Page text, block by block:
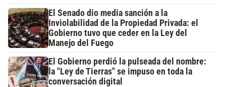
El Senado dio media sanción a la
Inviolabilidad de la Propiedad Privada: el
Gobierno tuvo que ceder en la Ley del
Manejo del Fuego
El Gobierno perdió la pulseada del nombre:
la "Ley de Tierras" se impuso en toda la
conversación digital